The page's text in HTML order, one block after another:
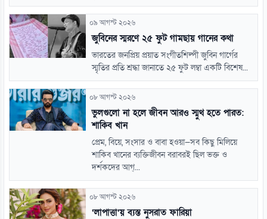
০৯ আগস্ট ২০২৬
জুবিনের স্মরণে ২৫ ফুট গামছায় গানের কথা
ভারতের জনপ্রিয় প্রয়াত সংগীতশিল্পী জুবিন গার্গের
স্মৃতির প্রতি শ্রদ্ধা জানাতে ২৫ ফুট লম্বা একটি বিশেষ...
০৮ আগস্ট ২০২৬
ভুলগুলো না হলে জীবন আরও স্মুথ হতে পারত:
শাকিব খান
প্রেম, বিয়ে, সংসার ও বাবা হওয়া—সব কিছু মিলিয়ে
শাকিব খানের ব্যক্তিজীবন বরাবরই ছিল ভক্ত ও
দর্শকদের আগ্...
০৮ আগস্ট ২০২৬
‘লাপাত্তা’য় ব্যস্ত নুসরাত ফারিয়া